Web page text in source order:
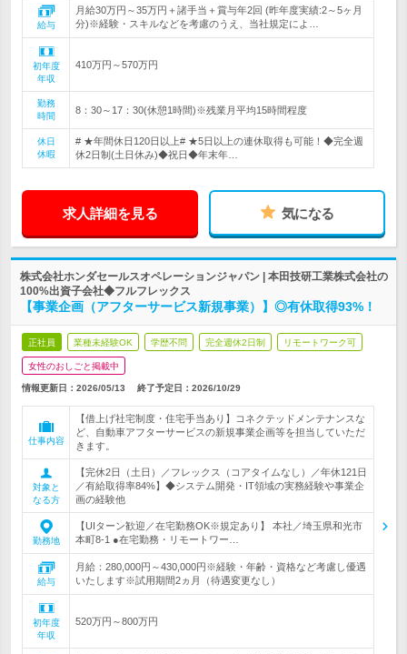
給与
月給30万円～35万円＋諸手当＋賞与年2回 (昨年度実績:2～5ヶ月
分)※経験・スキルなどを考慮のうえ、当社規定によ…
初年度
年収
410万円～570万円
勤務
時間
8：30～17：30(休憩1時間)※残業月平均15時間程度
休日
休暇
# ★年間休日120日以上# ★5日以上の連休取得も可能！◆完全週
休2日制(土日休み)◆祝日◆年末年…
求人詳細を見る 気になる
株式会社ホンダセールスオペレーションジャパン | 本田技研工業株式会社の
100%出資子会社◆フルフレックス
【事業企画（アフターサービス新規事業）】◎有休取得93%！
正社員 業種未経験OK 学歴不問 完全週休2日制 リモートワーク可
女性のおしごと掲載中
情報更新日：2026/05/13 終了予定日： 2026/10/29
仕事内容
【借上げ社宅制度・住宅手当あり】コネクテッドメンテナンスな
ど、自動車アフターサービスの新規事業企画等を担当していただ
きます。
対象と
なる方
【完休2日（土日）／フレックス（コアタイムなし）／年休121日
／有給取得率84%】◆システム開発・IT領域の実務経験や事業企
画の経験他
勤務地
【UIターン歓迎／在宅勤務OK※規定あり】 本社／埼玉県和光市
本町8-1 ●在宅勤務・リモートワー…
給与
月給：280,000円～430,000円※経験・年齢・資格など考慮し優遇
いたします※試用期間2ヵ月（待遇変更なし）
初年度
年収
520万円～800万円